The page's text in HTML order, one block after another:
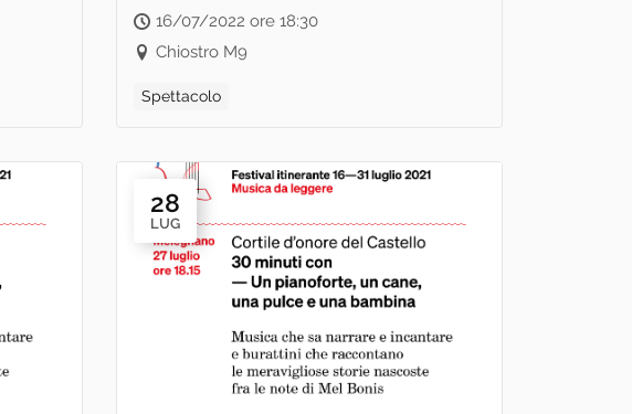
D’ALTRI TEMPI “TEATRINI
DELLE ORE”
16/07/2022 ore 18:30
Chiostro M9
Spettacolo
28
LUG